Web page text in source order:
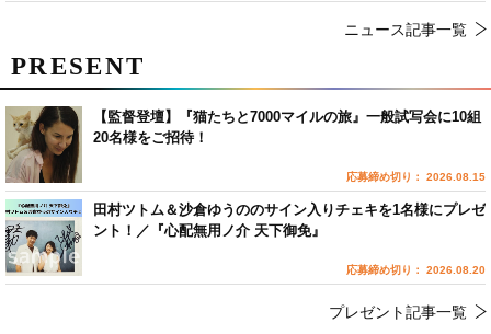
ニュース記事一覧
PRESENT
【監督登壇】『猫たちと7000マイルの旅』一般試写会に10組
20名様をご招待！
応募締め切り： 2026.08.15
田村ツトム＆沙倉ゆうののサイン入りチェキを1名様にプレゼ
ント！／『心配無用ノ介 天下御免』
応募締め切り： 2026.08.20
プレゼント記事一覧